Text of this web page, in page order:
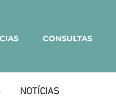
CONSULTAS
NOTÍCIAS